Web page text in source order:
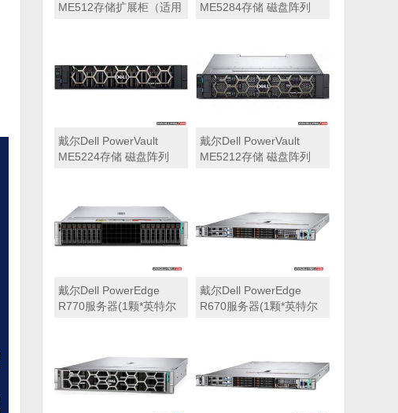
ME512存储扩展柜（适用
ME5284存储 磁盘阵列
戴尔Dell PowerVault
ME5224存储 磁盘阵列
戴尔Dell PowerVault
ME5212存储 磁盘阵列
戴尔Dell PowerEdge
R770服务器(1颗*英特尔
PERC H965i阵列卡丨
800W双电源丨三年保修)
戴尔Dell PowerEdge
R670服务器(1颗*英特尔
PERC H965i阵列卡丨
800W双电源丨三年保修)